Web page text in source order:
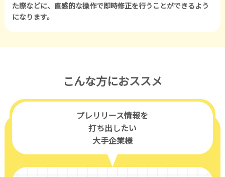
た際などに、直感的な操作で即時修正を行うことができるよう
になります。
こんな方におススメ
プレリリース情報を
打ち出したい
大手企業様